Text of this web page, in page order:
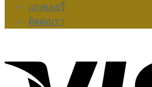
แกลเลอรี่
ติดต่อเรา